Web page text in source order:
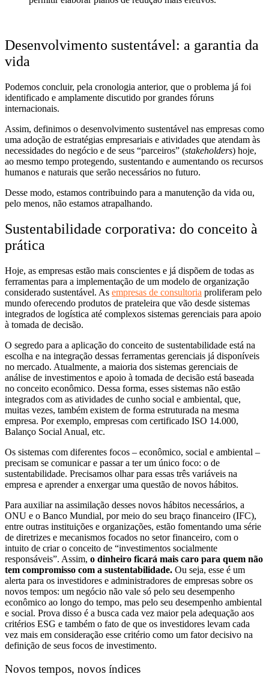
Desenvolvimento sustentável: a garantia da
vida
Podemos concluir, pela cronologia anterior, que o problema já foi
identificado e amplamente discutido por grandes fóruns
internacionais.
Assim, definimos o desenvolvimento sustentável nas empresas como
uma adoção de estratégias empresariais e atividades que atendam às
necessidades do negócio e de seus “parceiros” (stakeholders) hoje,
ao mesmo tempo protegendo, sustentando e aumentando os recursos
humanos e naturais que serão necessários no futuro.
Desse modo, estamos contribuindo para a manutenção da vida ou,
pelo menos, não estamos atrapalhando.
Sustentabilidade corporativa: do conceito à
prática
Hoje, as empresas estão mais conscientes e já dispõem de todas as
ferramentas para a implementação de um modelo de organização
considerado sustentável. As empresas de consultoria proliferam pelo
mundo oferecendo produtos de prateleira que vão desde sistemas
integrados de logística até complexos sistemas gerenciais para apoio
à tomada de decisão.
O segredo para a aplicação do conceito de sustentabilidade está na
escolha e na integração dessas ferramentas gerenciais já disponíveis
no mercado. Atualmente, a maioria dos sistemas gerenciais de
análise de investimentos e apoio à tomada de decisão está baseada
no conceito econômico. Dessa forma, esses sistemas não estão
integrados com as atividades de cunho social e ambiental, que,
muitas vezes, também existem de forma estruturada na mesma
empresa. Por exemplo, empresas com certificado ISO 14.000,
Balanço Social Anual, etc.
Os sistemas com diferentes focos – econômico, social e ambiental –
precisam se comunicar e passar a ter um único foco: o de
sustentabilidade. Precisamos olhar para essas três variáveis na
empresa e aprender a enxergar uma questão de novos hábitos.
Para auxiliar na assimilação desses novos hábitos necessários, a
ONU e o Banco Mundial, por meio do seu braço financeiro (IFC),
entre outras instituições e organizações, estão fomentando uma série
de diretrizes e mecanismos focados no setor financeiro, com o
intuito de criar o conceito de “investimentos socialmente
responsáveis”. Assim, o dinheiro ficará mais caro para quem não
tem compromisso com a sustentabilidade. Ou seja, esse é um
alerta para os investidores e administradores de empresas sobre os
novos tempos: um negócio não vale só pelo seu desempenho
econômico ao longo do tempo, mas pelo seu desempenho ambiental
e social. Prova disso é a busca cada vez maior pela adequação aos
critérios ESG e também o fato de que os investidores levam cada
vez mais em consideração esse critério como um fator decisivo na
definição de seus focos de investimento.
Novos tempos, novos índices